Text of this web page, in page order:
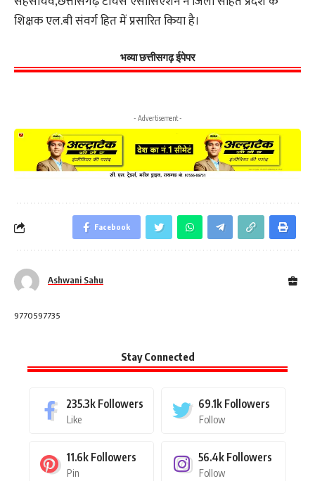
शिक्षक एल.बी संवर्ग हित में प्रसारित किया है।
भव्या छत्तीसगढ़ ईपेपर
- Advertisement -
Facebook
Ashwani Sahu
9770597735
Stay Connected
235.3k Followers
Like
69.1k Followers
Follow
11.6k Followers
Pin
56.4k Followers
Follow